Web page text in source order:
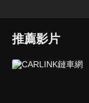
推薦影片